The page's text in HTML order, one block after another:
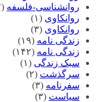
روانشناسی-فلسفه (۸۲)
روانکاوی (۱)
روانکاوی (۳)
زندگی نامه (۱۹)
زندگی نامه (۱۴۲)
سبک زندگی (۱)
سرگذشت (۲)
سفرنامه (۳)
سیاست (۳)